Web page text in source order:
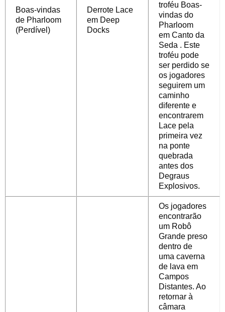
Boas-vindas
de Pharloom
(Perdível)
Derrote Lace
em Deep
Docks
troféu Boas-
vindas do
Pharloom
em Canto da
Seda . Este
troféu pode
ser perdido se
os jogadores
seguirem um
caminho
diferente e
encontrarem
Lace pela
primeira vez
na ponte
quebrada
antes dos
Degraus
Explosivos.
Os jogadores
encontrarão
um Robô
Grande preso
dentro de
uma caverna
de lava em
Campos
Distantes. Ao
retornar à
câmara